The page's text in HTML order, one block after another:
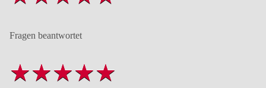
Fragen beantwortet